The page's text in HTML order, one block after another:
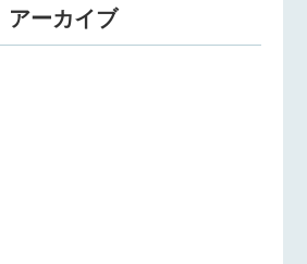
アーカイブ